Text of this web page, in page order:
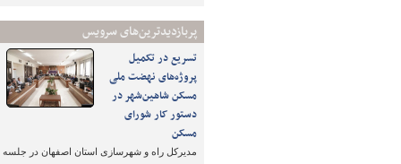
پربازدیدترین‌های سرویس
تسریع در تکمیل
پروژه‌های نهضت ملی
مسکن شاهین‌شهر در
دستور کار شورای
مسکن
مدیرکل راه و شهرسازی استان اصفهان در جلسه